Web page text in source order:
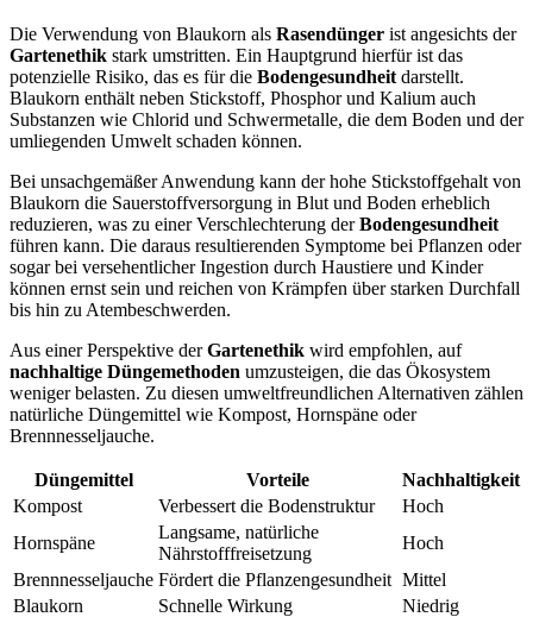
Die Verwendung von Blaukorn als Rasendünger ist angesichts der
Gartenethik stark umstritten. Ein Hauptgrund hierfür ist das
potenzielle Risiko, das es für die Bodengesundheit darstellt.
Blaukorn enthält neben Stickstoff, Phosphor und Kalium auch
Substanzen wie Chlorid und Schwermetalle, die dem Boden und der
umliegenden Umwelt schaden können.
Bei unsachgemäßer Anwendung kann der hohe Stickstoffgehalt von
Blaukorn die Sauerstoffversorgung in Blut und Boden erheblich
reduzieren, was zu einer Verschlechterung derBodengesundheit
führen kann. Die daraus resultierenden Symptome bei Pflanzen oder
sogar bei versehentlicher Ingestion durch Haustiere und Kinder
können ernst sein und reichen von Krämpfen über starken Durchfall
bis hin zu Atembeschwerden.
Aus einer Perspektive derGartenethik wird empfohlen, auf
nachhaltige Düngemethoden umzusteigen, die das Ökosystem
weniger belasten. Zu diesen umweltfreundlichen Alternativen zählen
natürliche Düngemittel wie Kompost, Hornspäne oder
Brennnesseljauche.
Düngemittel Vorteile
Nachhaltigkeit
Kompost
Verbessert die Bodenstruktur
Hoch
Hornspäne
Langsame, natürliche
Nährstofffreisetzung
Hoch
Brennnesseljauche Fördert die Pflanzengesundheit Mittel
Blaukorn
Schnelle Wirkung Niedrig